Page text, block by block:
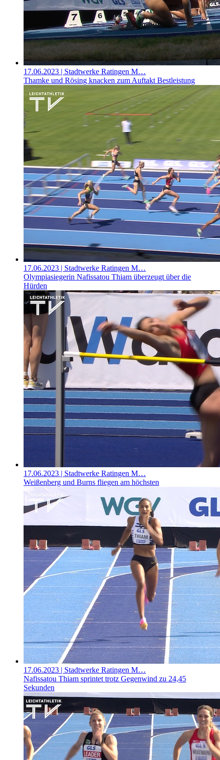
17.06.2023 | Stadtwerke Ratingen M…
Thamke und Rösing knacken zum Auftakt Bestleistung
17.06.2023 | Stadtwerke Ratingen M…
Olympiasiegerin Nafissatou Thiam überzeugt über die
Hürden
17.06.2023 | Stadtwerke Ratingen M…
Weißenberg und Burns fliegen am höchsten
17.06.2023 | Stadtwerke Ratingen M…
Nafissatou Thiam sprintet trotz Gegenwind zu 24,45
Sekunden